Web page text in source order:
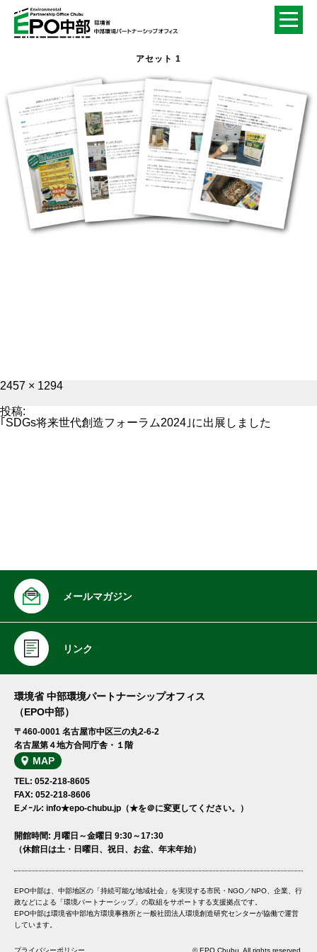
アセット 1
フ
サ
イ
ズ
2457 × 1294
投稿:
｢SDGs将来世代創造フォーラム2024｣に出展しました
メールマガジン
リンク
環境省 中部環境パートナーシップオフィス
（EPO中部）
〒460-0001 名古屋市中区三の丸2-6-2
名古屋第４地方合同庁舎・１階
MAP
TEL: 052-218-8605
FAX: 052-218-8606
Eメｰル: info★epo-chubu.jp（★を＠に変更してください。）
開館時間: 月曜日～金曜日 9:30～17:30
（休館日は土・日曜日、祝日、お盆、年末年始）
EPO中部は、中部地区の「持続可能な地域社会」を実現する市民・NGO／NPO、企業、行
政などによる「環境パートナーシップ」の取組をサポートする支援拠点です。
EPO中部は環境省中部地方環境事務所と一般社団法人環境創造研究センターが協働で運営
しています。
プライバシーポリシー © EPO Chubu. All rights reserved.